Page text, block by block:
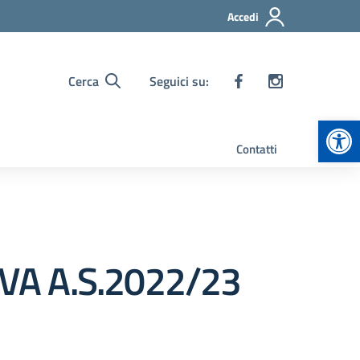
Accedi
Cerca Seguici su:
Contatti
A.S.2022/23